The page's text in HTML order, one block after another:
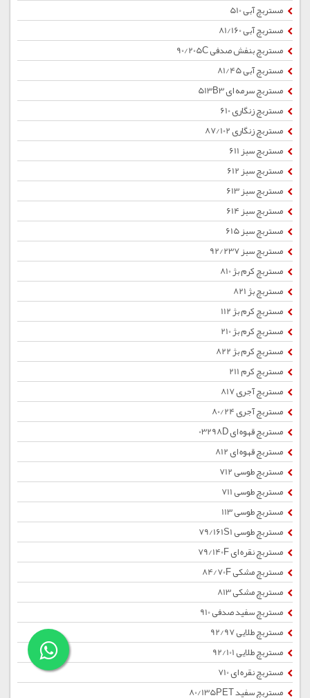
مستربچ آبی 510
مستربچ آبی 81/160
مستربچ بنفش صدفی 90/205C
مستربچ آبی 81/45
مستربچ سرمه ای 513B3
مستربچ زنگاری 610
مستربچ زنگاری 87/102
مستربچ سبز 611
مستربچ سبز 612
مستربچ سبز 613
مستربچ سبز 614
مستربچ سبز 615
مستربچ سبز 92/237
مستربچ کرم بژ 810
مستربچ بژ 821
مستربچ کرم بژ 112
مستربچ کرم بژ 210
مستربچ کرم بژ 822
مستربچ کرم 211
مستربچ آجری 817
مستربچ آجری 80/24
مستربچ قهوه ای 03298D
مستربچ قهوه ای 812
مستربچ طوسی 712
مستربچ طوسی 711
مستربچ طوسی 113
مستربچ طوسی 79/161S1
مستربچ نقره ای 79/140F
مستربچ مشکی 84/70F
مستربچ مشکی 813
مستربچ سفید صدفی 910
مستربچ طلایی 92/97
مستربچ طلایی 92/101
مستربچ نقره ای 710
مستربچ سفید 80/135PET